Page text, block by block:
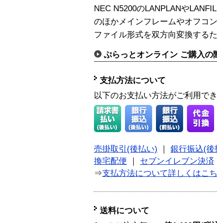
NEC N5200のLANPLANや
のほかメインフレームやオフコ
ファイル形式を双方向変換する
ぷらっとオンライン ご購入の
支払方法について
以下のお支払い方法がご利用で
売掛取引(後払い)
銀行振込(後
換宅配便
セブンイレブン決済
⇒支払方法について詳しくはこ
送料について